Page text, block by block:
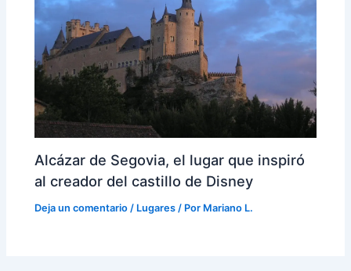
Alcázar de Segovia, el lugar que inspiró
al creador del castillo de Disney
Deja un comentario / Lugares / Por Mariano L.